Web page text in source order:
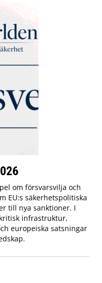
om försvarsvilja och
EU:s säkerhetspolitiska
till nya sanktioner. I
infrastruktur,
europeiska satsningar